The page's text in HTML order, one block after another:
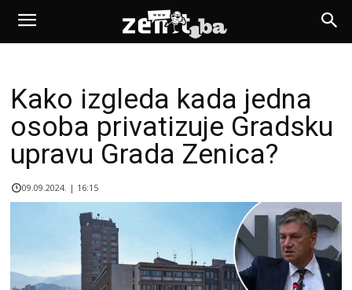
Kako izgleda kada jedna
osoba privatizuje Gradsku
upravu Grada Zenica?
09.09.2024. | 16:15